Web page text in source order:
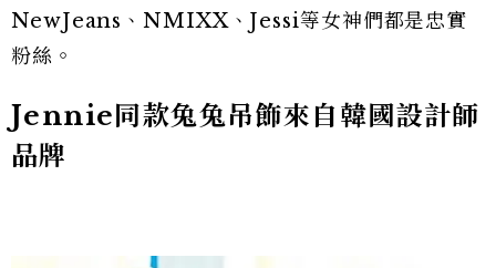
NewJeans、NMIXX、Jessi等女神們都是忠實
粉絲。
Jennie同款兔兔吊飾來自韓國設計師
品牌